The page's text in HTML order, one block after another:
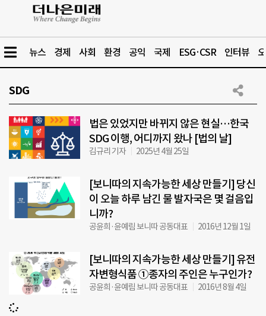
뉴스 경제 사회 환경 공익 국제 ESG·CSR 인터뷰
SDG
법은 있었지만 바뀌지 않은 현실…한국
SDG 이행, 어디까지 왔나 [법의 날]
김규리 기자 2025년 4월 25일
[보니따의 지속가능한 세상 만들기] 당신
이 오늘 하루 남긴 물 발자국은 몇 걸음입
니까?
공윤희·윤예림 보니따 공동대표 2016년 12월 1일
[보니따의 지속가능한 세상 만들기] 유전
자변형식품 ①종자의 주인은 누구인가?
공윤희·윤예림 보니따 공동대표 2016년 8월 4일